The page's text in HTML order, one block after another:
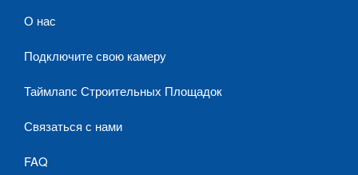
О нас
Подключите свою камеру
Таймлапс Строительных Площадок
Связаться с нами
FAQ